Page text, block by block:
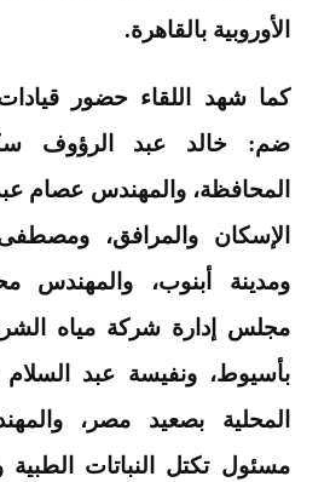
الأوروبية بالقاهرة.
كما شهد اللقاء حضور
ضم: خالد عبد الرؤوف
المحافظة، والمهندس عصام
الإسكان والمرافق،
ومدينة أبنوب، والمهندس
مجلس إدارة شركة مياه
بأسيوط، ونفيسة عبد السلام
المحلية بصعيد مصر،
مسئول تكتل النباتات الطبية